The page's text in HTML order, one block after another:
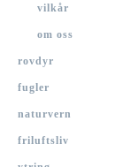
vilkår
om oss
rovdyr
fugler
naturvern
friluftsliv